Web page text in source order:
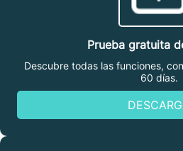
Prueba gratuita
Descubre todas las funciones,
60 días.